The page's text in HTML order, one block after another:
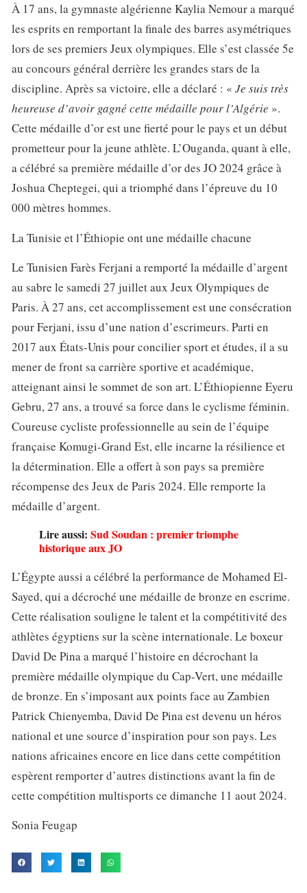
À 17 ans, la gymnaste algérienne Kaylia Nemour a marqué
les esprits en remportant la finale des barres asymétriques
lors de ses premiers Jeux olympiques. Elle s’est classée 5e
au concours général derrière les grandes stars de la
discipline. Après sa victoire, elle a déclaré : « Je suis très
heureuse d’avoir gagné cette médaille pour l’Algérie ».
Cette médaille d’or est une fierté pour le pays et un début
prometteur pour la jeune athlète. L’Ouganda, quant à elle,
a célébré sa première médaille d’or des JO 2024 grâce à
Joshua Cheptegei, qui a triomphé dans l’épreuve du 10
000 mètres hommes.
La Tunisie et l’Éthiopie ont une médaille chacune
Le Tunisien Farès Ferjani a remporté la médaille d’argent
au sabre le samedi 27 juillet aux Jeux Olympiques de
Paris. À 27 ans, cet accomplissement est une consécration
pour Ferjani, issu d’une nation d’escrimeurs. Parti en
2017 aux États-Unis pour concilier sport et études, il a su
mener de front sa carrière sportive et académique,
atteignant ainsi le sommet de son art. L’Éthiopienne Eyeru
Gebru, 27 ans, a trouvé sa force dans le cyclisme féminin.
Coureuse cycliste professionnelle au sein de l’équipe
française Komugi-Grand Est, elle incarne la résilience et
la détermination. Elle a offert à son pays sa première
récompense des Jeux de Paris 2024. Elle remporte la
médaille d’argent.
Lire aussi: Sud Soudan : premier triomphe
historique aux JO
L’Égypte aussi a célébré la performance de Mohamed El-
Sayed, qui a décroché une médaille de bronze en escrime.
Cette réalisation souligne le talent et la compétitivité des
athlètes égyptiens sur la scène internationale. Le boxeur
David De Pina a marqué l’histoire en décrochant la
première médaille olympique du Cap-Vert, une médaille
de bronze. En s’imposant aux points face au Zambien
Patrick Chienyemba, David De Pina est devenu un héros
national et une source d’inspiration pour son pays. Les
nations africaines encore en lice dans cette compétition
espèrent remporter d’autres distinctions avant la fin de
cette compétition multisports ce dimanche 11 aout 2024.
Sonia Feugap